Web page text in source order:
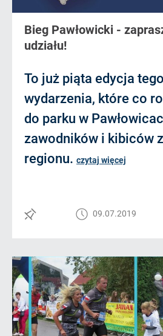
Bieg Pawłowicki -
udziału!
To już piąta edycja
wydarzenia, które co
do parku w
zawodników i kibiców
regionu. czytaj więcej
09.07.2019